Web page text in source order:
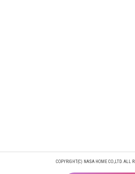
COPYRIGHT(C) NASA HOME CO.,LTD. ALL